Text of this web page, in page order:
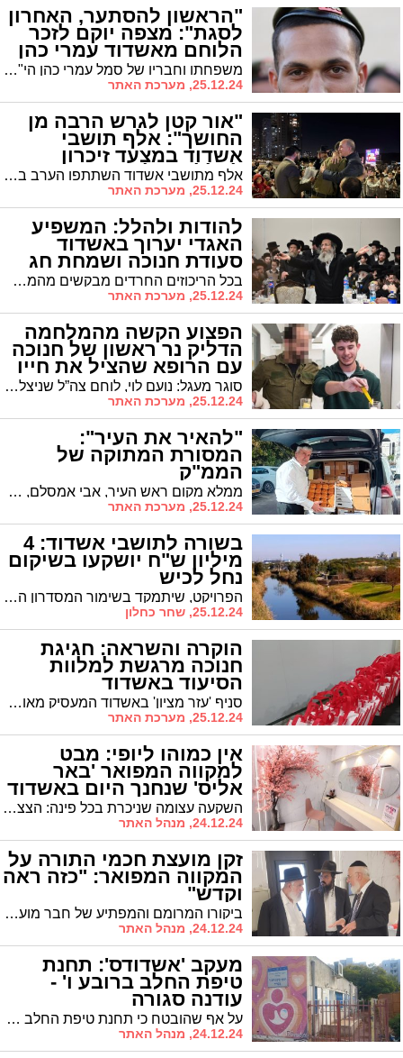
"הראשון להסתער, האחרון
לסגת": מצפה יוקם לזכר
הלוחם מאשדוד עמרי כהן
הי"ד משפחתו וחבריו של סמל עמרי כהן הי"ד מאשדוד, שנפל בקרב בג'באליה, השיקו מבצע התרמה להקמת מצפה שינציח את סיפור חייו וגבורתו
25.12.24, מערכת האתר
"אור קטן לגרש הרבה מן
החושך": אלף תושבי
אשדוד במצעד זיכרון
לחללי המלחמה אלף מתושבי אשדוד השתתפו הערב במצעד אור וזיכרון ברובע ט"ו באשדוד, לזכר 48 תושבי העיר שנפלו במלחמה. האירוע הסתיים בהדלקת נר ראשון של חנוכה בחנוכייה מרכזית במעמד ראש העיר ד"ר יחיאל לסרי והרב מנחם עמאר
25.12.24, מערכת האתר
להודות ולהלל: המשפיע
האגדי יערוך באשדוד
סעודת חנוכה ושמחת חג
ברוב עם בכל הריכוזים החרדים מבקשים מהמשפיע הרה"צ רבי אלימלך בידרמן לבוא להרעיף מאמרותיו ועוז רוחו, אבל לאשדודים יש תמיד עדיפות • כמיטב המסורת גם בחנוכה זה קורה - וביוזמת 'מאוגדים'
25.12.24, מערכת האתר
הפצוע הקשה מהמלחמה
הדליק נר ראשון של חנוכה
עם הרופא שהציל את חייו
סוגר מעגל: נועם לוי, לוחם צה”ל שניצל ממוות במלחמת חרבות ברזל, הדליק נר ראשון של חנוכה עם הרופא שהציל את חייו
25.12.24, מערכת האתר
"להאיר את העיר":
המסורת המתוקה של
הממ"ק
ממלא מקום ראש העיר, אבי אמסלם, חילק היום אלפי סופגניות לילדי מוסדות החינוך בעיר, בהמשך למפעל החסד שייסדה אמו המנוחה, הגב' רחמה אמסלם ע"ה, לפני עשרות שנים
25.12.24, מערכת האתר
בשורה לתושבי אשדוד: 4
מיליון ש"ח יושקעו בשיקום
נחל לכיש
הפרויקט, שיתמקד בשימור המסדרון האקולוגי החשוב המחבר בין שמורות טבע ובתי גידול חוליים מצפון ומדרום לעיר, הוא חלק ממיזם רחב היקף של הקרן לשמירה על שטחים פתוחים
25.12.24, שחר כחלון
הוקרה והשראה: חגיגת
חנוכה מרגשת למלוות
הסיעוד באשדוד
סניף 'עזר מציון' באשדוד המעסיק מאות מלוות סיעוד, קיים מסיבת חנוכה מיוחדת עבור המלוות המסורות המהוות עמוד שדרה משמעותי בטיפול בבני הדור המבוגר
25.12.24, מערכת האתר
אין כמוהו ליופי: מבט
למקווה המפואר 'באר
אליס' שנחנך היום באשדוד
השקעה עצומה שניכרת בכל פינה: הצצה למקוה המפואר "באר אליס" שהוקם ושופץ ע"י המועצה הדתית
24.12.24, מנהל האתר
זקן מועצת חכמי התורה על
המקווה המפואר: "כזה ראה
וקדש"
ביקורו המרומם והמפתיע של חבר מועצת חכמי התורה מרן הגה"צ רבי שלמה מחפוד בחנוכת מקוה טהרה שע"י המועצה הדתית*
24.12.24, מנהל האתר
מעקב 'אשדודס': תחנת
טיפת החלב ברובע ו' -
עודנה סגורה
על אף שהובטח כי תחנת טיפת החלב ברובע ו' תשופץ עד לסוף השנה האזרחית, מתברר כי הבטחות לחוד ומעשים לחוד: התחנה עומדת בשיממונה וטרם החלו בה כלל בעבודות השיפוץ
24.12.24, מנהל האתר